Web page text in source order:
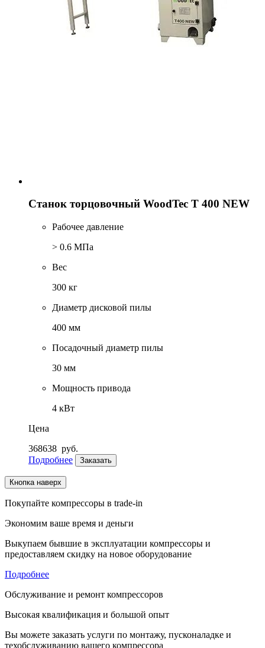
Станок торцовочный WoodTec T 400 NEW
Рабочее давление
> 0.6 МПа
Вес
300 кг
Диаметр дисковой пилы
400 мм
Посадочный диаметр пилы
30 мм
Мощность привода
4 кВт
Цена
368638 руб.
Подробнее
Заказать
Кнопка наверх
Покупайте компрессоры в trade-in
Экономим ваше время и деньги
Выкупаем бывшие в эксплуатации компрессоры и
предоставляем скидку на новое оборудование
Подробнее
Обслуживание и ремонт компрессоров
Высокая квалификация и большой опыт
Вы можете заказать услуги по монтажу, пусконаладке и
техобслуживанию вашего компрессора